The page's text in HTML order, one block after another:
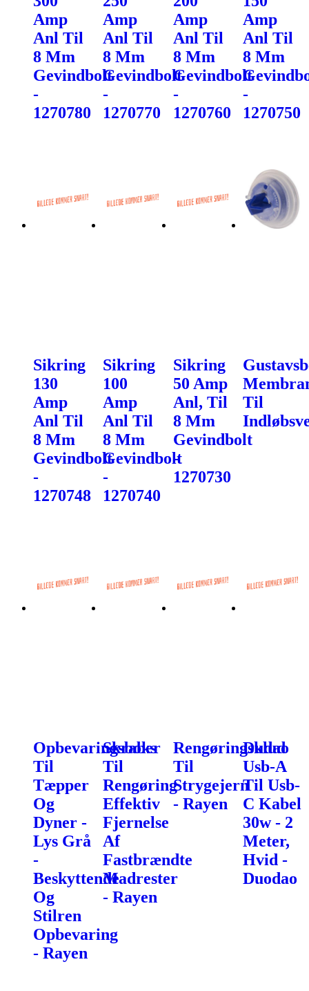
Amp
Anl Til
8 Mm
Gevindbolt
-
1270780
Amp
Anl Til
8 Mm
Gevindbolt
-
1270770
Amp
Anl Til
8 Mm
Gevindbolt
-
1270760
Amp
Anl Til
8 Mm
-
1270750
Sikring
130
Amp
Anl Til
8 Mm
Gevindbolt
-
1270748
Sikring
100
Amp
Anl Til
8 Mm
Gevindbolt
-
1270740
Sikring
50 Amp
Anl, Til
8 Mm
Gevindbolt
-
1270730
Til
Opbevaringsboks
Til
Tæpper
Og
Dyner -
Lys Grå
-
Beskyttende
Og
Stilren
Opbevaring
- Rayen
Skraber
Til
Rengøring
Effektiv
Fjernelse
Af
Fastbrændte
Madrester
- Rayen
Rengøringsklud
Til
Strygejern
- Rayen
Dudao
Usb-A
Til Usb-
C Kabel
30w - 2
Meter,
Hvid -
Duodao